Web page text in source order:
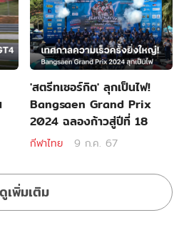
'สตรีทเซอร์กิต' ลุกเป็นไฟ!
Bangsaen Grand Prix
2024 ฉลองก้าวสู่ปีที่ 18
กีฬาไทย 9 ก.ค. 67
ดูเพิ่มเติม